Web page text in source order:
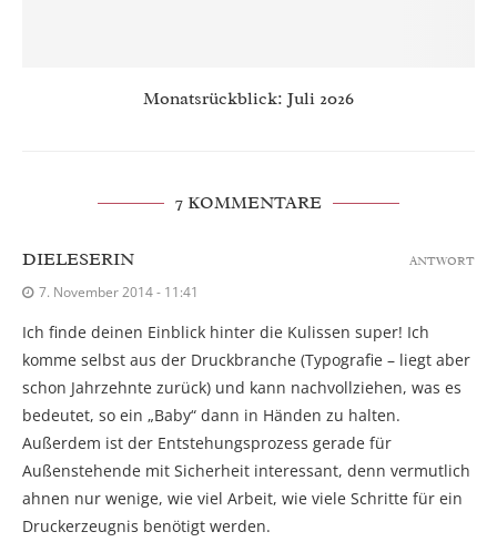
Monatsrückblick: Juli 2026
7 KOMMENTARE
DIELESERIN
7. November 2014 - 11:41
Ich finde deinen Einblick hinter die Kulissen super! Ich
komme selbst aus der Druckbranche (Typografie – liegt aber
schon Jahrzehnte zurück) und kann nachvollziehen, was es
bedeutet, so ein „Baby“ dann in Händen zu halten.
Außerdem ist der Entstehungsprozess gerade für
Außenstehende mit Sicherheit interessant, denn vermutlich
ahnen nur wenige, wie viel Arbeit, wie viele Schritte für ein
Druckerzeugnis benötigt werden.
ANTWORT